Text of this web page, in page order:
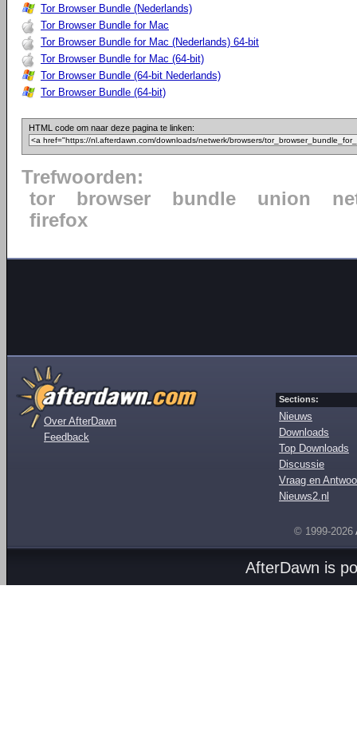
Tor Browser Bundle (Nederlands)
Tor Browser Bundle for Mac
Tor Browser Bundle for Mac (Nederlands) 64-bit
Tor Browser Bundle for Mac (64-bit)
Tor Browser Bundle (64-bit Nederlands)
Tor Browser Bundle (64-bit)
HTML code om naar deze pagina te linken:
Trefwoorden:
tor
browser bundle union
firefox
Over AfterDawn
Feedback
Sections:
Nieuws
Downloads
Top Downloads
Discussie
Vraag en
Nieuws2.nl
© 1999-2026
AfterDawn is